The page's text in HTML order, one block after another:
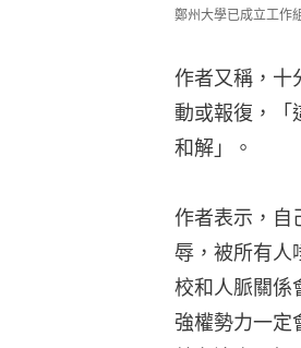
鄭州大學已成立工作
作者又稱，十
動或報復，「
和解」。
作者表示，自
辱，被所有人
校和人脈關係
強權勢力一定